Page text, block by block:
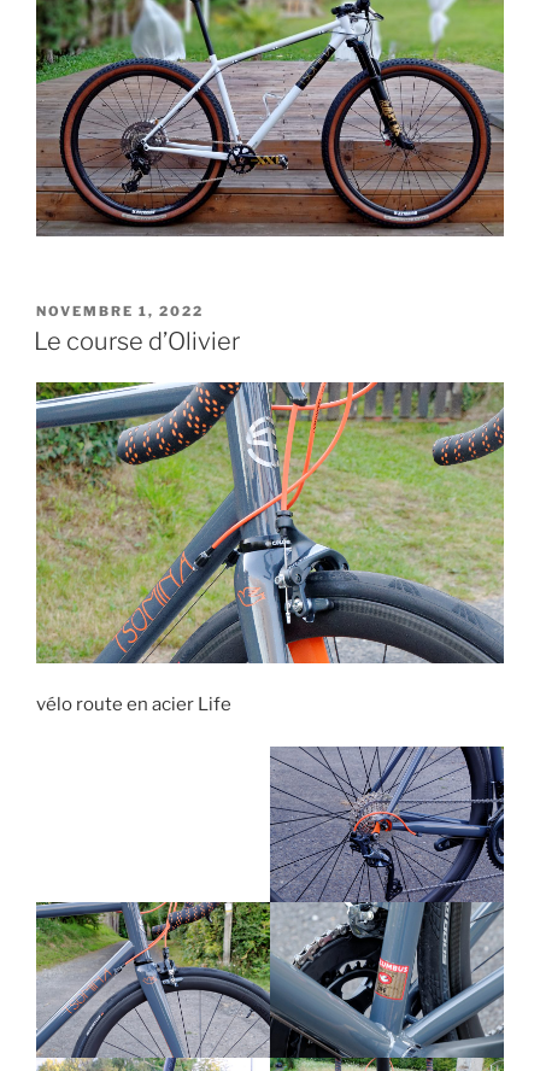
PUBLIÉ
LE
NOVEMBRE 1, 2022
Le course d’Olivier
vélo route en acier Life